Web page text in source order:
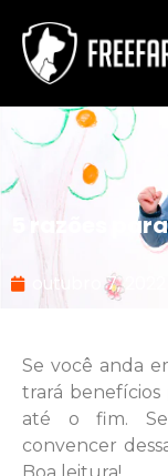
5 razões
outubro 7, 2022
Se você anda
trará benefícios
até o fim.
convencer